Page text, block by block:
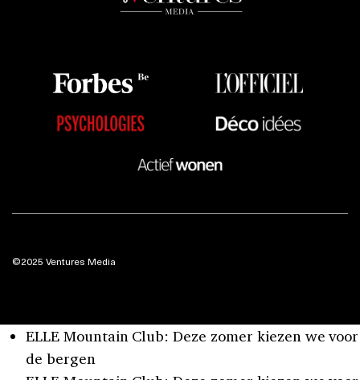
©2025 Ventures Media
ELLE Mountain Club: Deze zomer kiezen we voor
de bergen